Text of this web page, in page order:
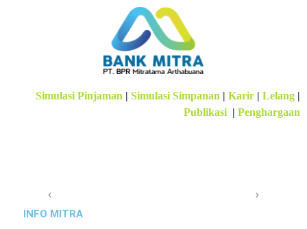
Simulasi Pinjaman | Simulasi Simpanan | Karir | Lelang |
Publikasi | Penghargaan
INFO MITRA